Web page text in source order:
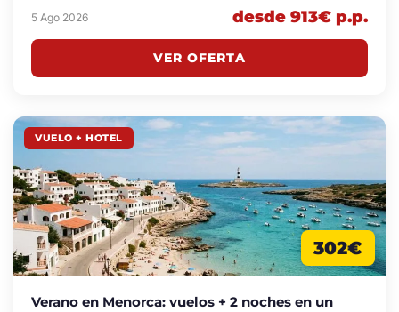
5 Ago 2026 desde 913€ p.p.
VER OFERTA
VUELO + HOTEL
302€
Verano en Menorca: vuelos + 2 noches en un